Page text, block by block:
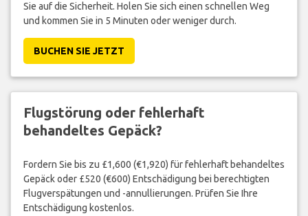
Sie auf die Sicherheit. Holen Sie sich einen schnellen Weg
und kommen Sie in 5 Minuten oder weniger durch.
BUCHEN SIE JETZT
Flugstörung oder fehlerhaft
behandeltes Gepäck?
Fordern Sie bis zu £1,600 (€1,920) für fehlerhaft behandeltes
Gepäck oder £520 (€600) Entschädigung bei berechtigten
Flugverspätungen und -annullierungen. Prüfen Sie Ihre
Entschädigung kostenlos.